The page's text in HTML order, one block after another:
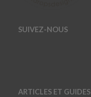
SUIVEZ-NOUS
ARTICLES ET GUIDES